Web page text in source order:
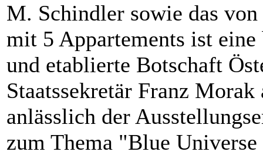
M. Schindler sowie das
mit 5 Appartements ist
und etablierte Botschaft
Staatssekretär Franz
anlässlich der
zum Thema "Blue